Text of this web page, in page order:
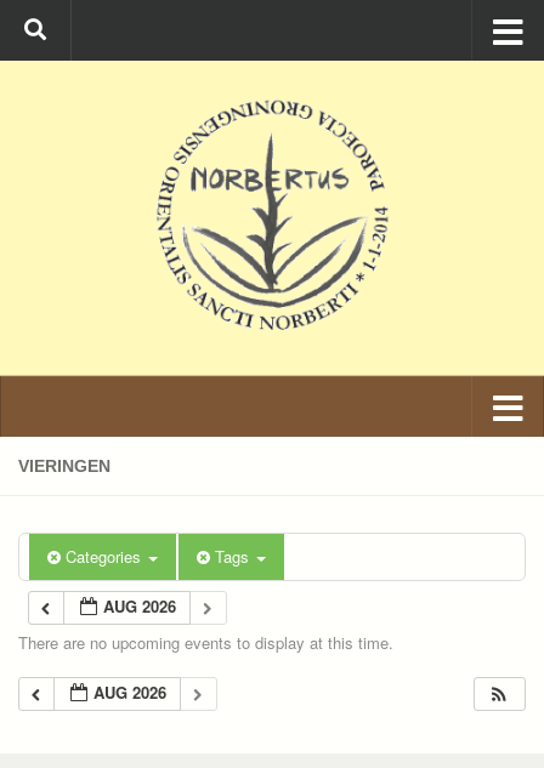
Ga naar de inhoud
VIERINGEN
Categories Tags
AUG 2026
There are no upcoming events to display at this time.
AUG 2026